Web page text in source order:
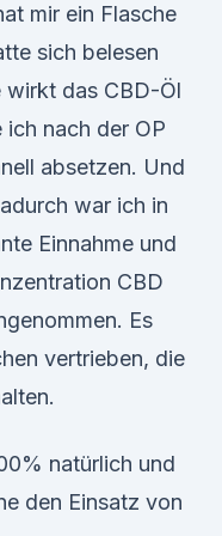
mir ein Flasche
sich belesen
wirkt das CBD-Öl
nach der OP
absetzen. Und
war ich in
Einnahme und
CBD
Es
vertrieben, die
natürlich und
den Einsatz von